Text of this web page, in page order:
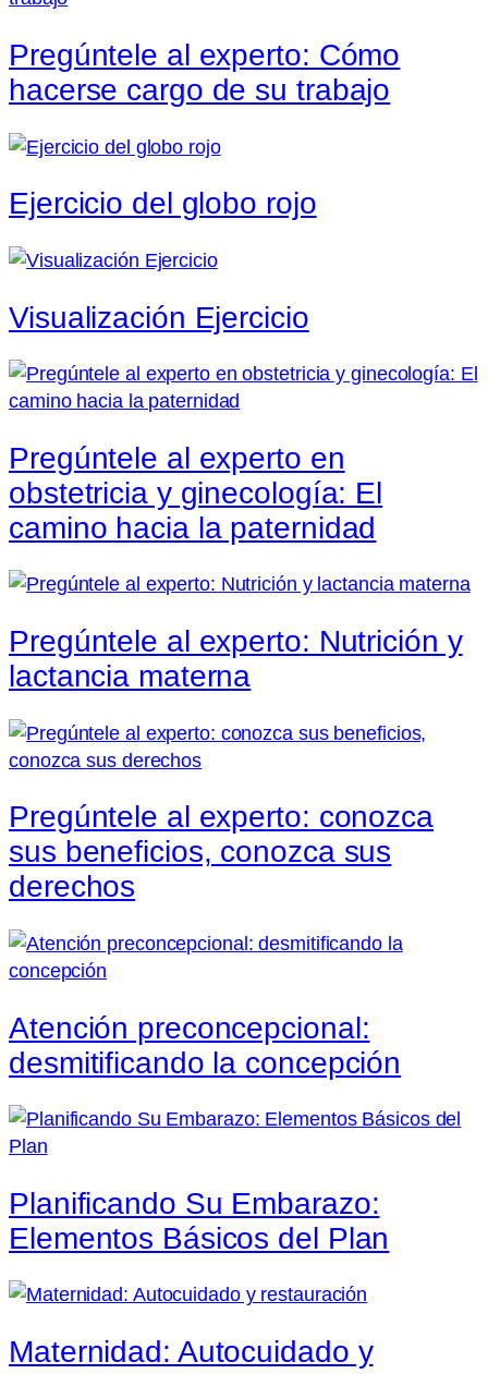
Pregúntele al experto: Cómo
hacerse cargo de su trabajo
Ejercicio del globo rojo
Visualización Ejercicio
Pregúntele al experto en
obstetricia y ginecología: El
camino hacia la paternidad
Pregúntele al experto: Nutrición y
lactancia materna
Pregúntele al experto: conozca
sus beneficios, conozca sus
derechos
Atención preconcepcional:
desmitificando la concepción
Planificando Su Embarazo:
Elementos Básicos del Plan
Maternidad: Autocuidado y